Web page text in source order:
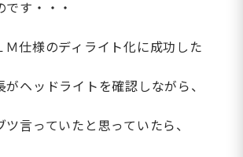
す・・・
Ｍ仕様のディライト化に成功した
がヘッドライトを確認しながら、
言っていたと思っていたら、